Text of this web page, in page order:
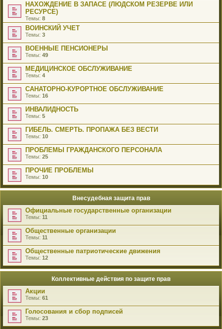
НАХОЖДЕНИЕ В ЗАПАСЕ (ЛЮДСКОМ РЕЗЕРВЕ ИЛИ
РЕСУРСЕ)
Темы: 8
ВОИНСКИЙ УЧЕТ
Темы: 3
ВОЕННЫЕ ПЕНСИОНЕРЫ
Темы: 49
МЕДИЦИНСКОЕ ОБСЛУЖИВАНИЕ
Темы: 4
САНАТОРНО-КУРОРТНОЕ ОБСЛУЖИВАНИЕ
Темы: 16
ИНВАЛИДНОСТЬ
Темы: 5
ГИБЕЛЬ. СМЕРТЬ. ПРОПАЖА БЕЗ ВЕСТИ
Темы: 10
ПРОБЛЕМЫ ГРАЖДАНСКОГО ПЕРСОНАЛА
Темы: 25
ПРОЧИЕ ПРОБЛЕМЫ
Темы: 10
Внесудебная защита прав
Официальные государственные организации
Темы: 11
Общественные организации
Темы: 11
Общественные патриотические движения
Темы: 12
Коллективные действия по защите прав
Акции
Темы: 61
Голосования и сбор подписей
Темы: 23